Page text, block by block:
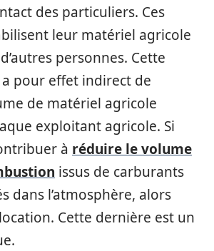
des particuliers. Ces
leur matériel agricole
personnes. Cette
pour effet indirect de
de matériel agricole
exploitant agricole. Si
à réduire le volume
issus de carburants
dans l’atmosphère, alors
Cette dernière est un